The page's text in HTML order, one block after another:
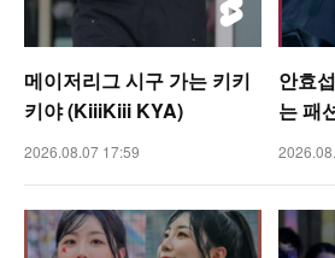
메이저리그 시구 가는 키키
키야 (KiiiKiii KYA)
2026.08.07 17:59
안효
는 패